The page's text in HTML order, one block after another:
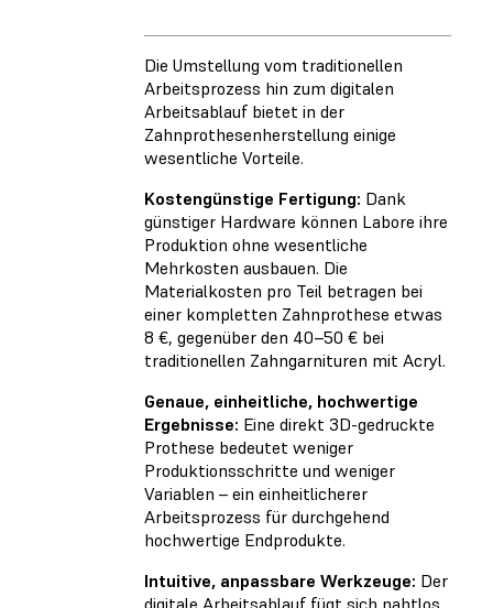
Die Umstellung vom traditionellen
Arbeitsprozess hin zum digitalen
Arbeitsablauf bietet in der
Zahnprothesenherstellung einige
wesentliche Vorteile.
Kostengünstige Fertigung: Dank
günstiger Hardware können Labore ihre
Produktion ohne wesentliche
Mehrkosten ausbauen. Die
Materialkosten pro Teil betragen bei
einer kompletten Zahnprothese etwas
8 €, gegenüber den 40–50 € bei
traditionellen Zahngarnituren mit Acryl.
Genaue, einheitliche, hochwertige
Ergebnisse: Eine direkt 3D-gedruckte
Prothese bedeutet weniger
Produktionsschritte und weniger
Variablen – ein einheitlicherer
Arbeitsprozess für durchgehend
hochwertige Endprodukte.
Intuitive, anpassbare Werkzeuge: Der
digitale Arbeitsablauf fügt sich nahtlos